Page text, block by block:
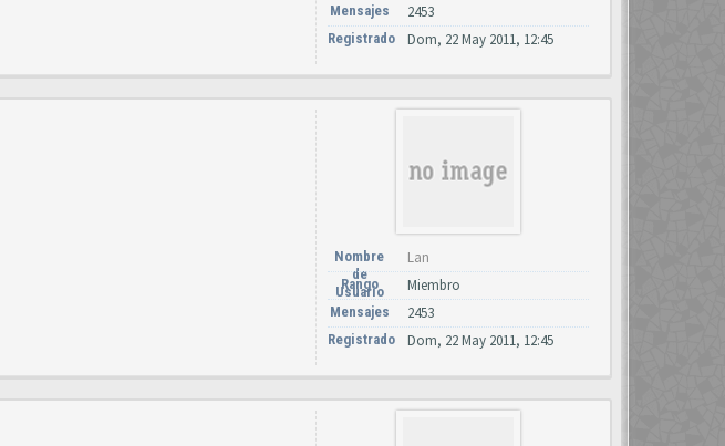
Mensajes 2453
Registrado Dom, 22 May 2011, 12:45
Nombre
de
Usuario
Lan
Rango Miembro
Mensajes 2453
Registrado Dom, 22 May 2011, 12:45